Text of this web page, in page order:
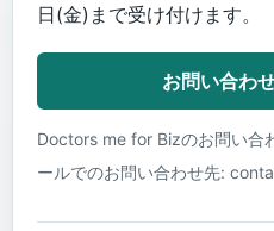
日(金)まで受け付けます。
お問い合わ
Doctors me for Bizのお問い合
ールでのお問い合わせ先: